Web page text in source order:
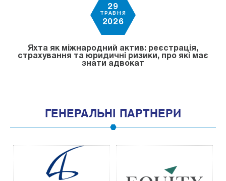
29
ТРАВНЯ
2026
Яхта як міжнародний актив: реєстрація,
страхування та юридичні ризики, про які має
знати адвокат
ГЕНЕРАЛЬНІ ПАРТНЕРИ